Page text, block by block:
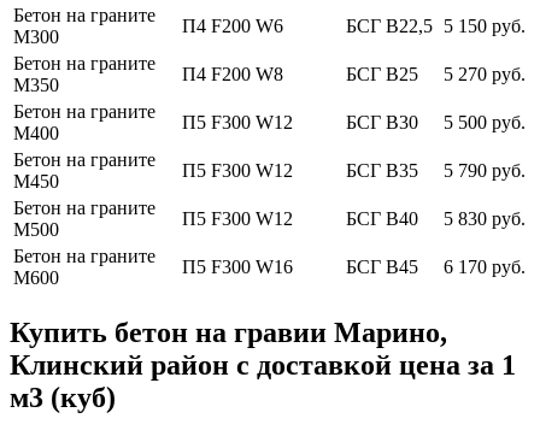
Бетон на граните
М300
П4 F200 W6 БСГ В22,5 5 150 руб.
Бетон на граните
М350
П4 F200 W8 БСГ В25
5 270 руб.
Бетон на граните
М400
П5 F300 W12 БСГ В30
5 500 руб.
Бетон на граните
М450
П5 F300 W12 БСГ В35
5 790 руб.
Бетон на граните
М500
П5 F300 W12 БСГ В40
5 830 руб.
Бетон на граните
М600
П5 F300 W16 БСГ В45 6 170 руб.
Купить бетон на гравии Марино,
Клинский район с доставкой цена за 1
м3 (куб)